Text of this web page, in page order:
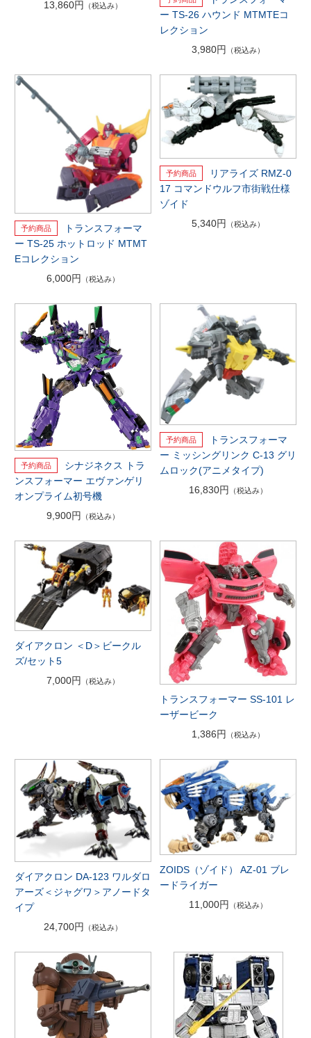
13,860円 （税込み）
ー TS-26 ハウンド MTMTEコ
レクション
3,980円
（税込み）
トランスフォーマ
ー TS-25 ホットロッド MTMT
Eコレクション
6,000円
（税込み）
リアライズ RMZ-0
17 コマンドウルフ市街戦仕様
ゾイド
5,340円
（税込み）
シナジネクス トラ
ンスフォーマー エヴァンゲリ
オンプライム初号機
9,900円
（税込み）
トランスフォーマ
ー ミッシングリンク C-13 グリ
ムロック(アニメタイプ)
16,830円
（税込み）
ダイアクロン ＜D＞ビークル
ズ/セット5
7,000円
（税込み）
トランスフォーマー SS-101 レ
ーザービーク
1,386円
（税込み）
ダイアクロン DA-123 ワルダロ
アーズ＜ジャグワ＞アノードタ
イプ
24,700円
（税込み）
ZOIDS（ゾイド） AZ-01 ブレ
ードライガー
11,000円
（税込み）